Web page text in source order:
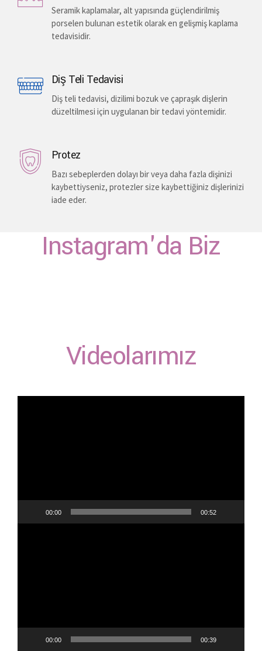
Seramik kaplamalar, alt yapısında güçlendirilmiş
porselen bulunan estetik olarak en gelişmiş kaplama
tedavisidir.
Diş Teli Tedavisi
Diş teli tedavisi, dizilimi bozuk ve çapraşık dişlerin
düzeltilmesi için uygulanan bir tedavi yöntemidir.
Protez
Bazı sebeplerden dolayı bir veya daha fazla dişinizi
kaybettiyseniz, protezler size kaybettiğiniz dişlerinizi
iade eder.
Instagram'da Biz
Videolarımız
00:00 00:52
00:00 00:39